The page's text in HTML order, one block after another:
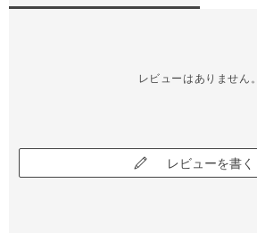
レビューはありません。
レビューを書く